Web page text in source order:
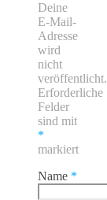
Deine
E-Mail-
Adresse
wird
nicht
veröffentlicht.
Erforderliche
Felder
sind mit
*
markiert
Name *